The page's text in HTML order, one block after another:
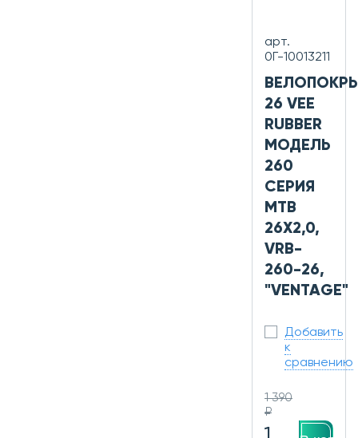
арт.
0Г-10013211
26 VEE
RUBBER
МОДЕЛЬ
260
СЕРИЯ
MTB
26X2,0,
VRB-
260-26,
"VENTAGE"
Добавить
к
сравнению
1 390
₽
1